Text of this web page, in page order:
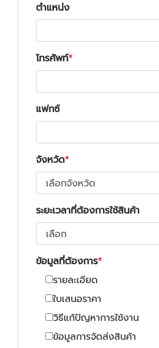
ตำแหน่ง
โทรศัพท์
แฟกซ์
จังหวัด
ระยะเวลาที่ต้องการใช้สินค้า
ข้อมูลที่ต้องการ
รายละเอียด
ใบเสนอราคา
วิธีแก้ปัญหาการใช้งาน
ข้อมูลการจัดส่งสินค้า